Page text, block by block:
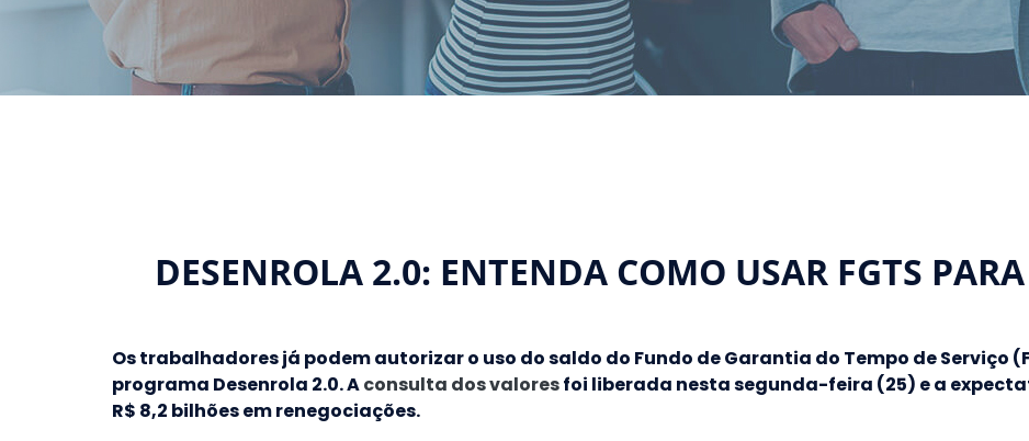
DESENROLA 2.0: ENTENDA COMO USAR FGTS
Os trabalhadores já podem autorizar o uso do saldo do Fundo de Garantia do Tempo de Serviço
programa Desenrola 2.0. Aconsulta dos valoresfoi liberada nesta segunda-feira (25) e a
R$ 8,2 bilhões em renegociações.